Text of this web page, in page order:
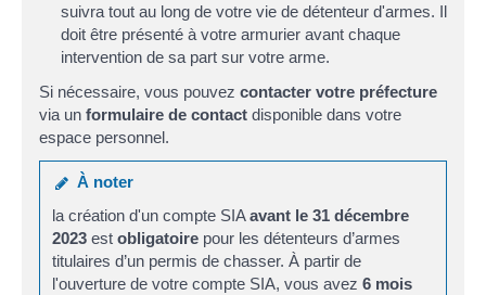
suivra tout au long de votre vie de détenteur d'armes. Il
doit être présenté à votre armurier avant chaque
intervention de sa part sur votre arme.
Si nécessaire, vous pouvez contacter votre préfecture
via un formulaire de contact disponible dans votre
espace personnel.
À noter
la création d'un compte SIAavant le 31 décembre
2023 estobligatoire pour les détenteurs d’armes
titulaires d’un permis de chasser. À partir de
l'ouverture de votre compte SIA, vous avez6 mois